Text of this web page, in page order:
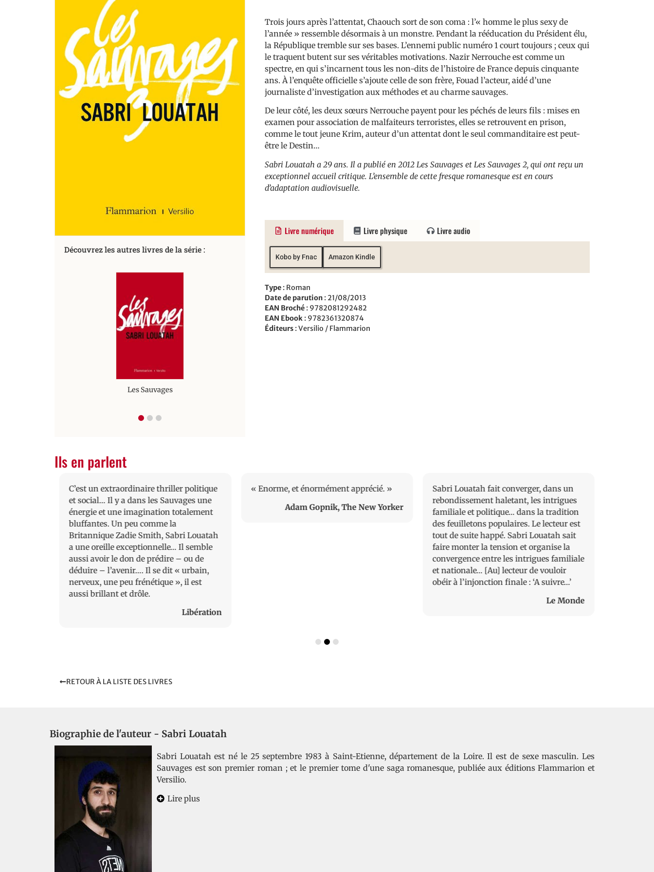
Découvrez les autres livres de la série :
Les Sauvages
Trois jours après l’attentat, Chaouch sort de son coma : l’« homme le plus sexy de
l’année » ressemble désormais à un monstre. Pendant la rééducation du Président élu,
la République tremble sur ses bases. L’ennemi public numéro 1 court toujours ; ceux qui
le traquent butent sur ses véritables motivations. Nazir Nerrouche est comme un
spectre, en qui s’incarnent tous les non-dits de l’histoire de France depuis cinquante
ans. À l’enquête officielle s’ajoute celle de son frère, Fouad l’acteur, aidé d’une
journaliste d’investigation aux méthodes et au charme sauvages.
De leur côté, les deux sœurs Nerrouche payent pour les péchés de leurs fils : mises en
examen pour association de malfaiteurs terroristes, elles se retrouvent en prison,
comme le tout jeune Krim, auteur d’un attentat dont le seul commanditaire est peut-
être le Destin…
Sabri Louatah a 29 ans. Il a publié en 2012 Les Sauvages et Les Sauvages 2, qui ont reçu un
exceptionnel accueil critique. L’ensemble de cette fresque romanesque est en cours
d’adaptation audiovisuelle.
Livre numérique Livre physique Livre audio
Kobo by Fnac Amazon Kindle
Type : Roman
Date de parution : 21/08/2013
EAN Broché : 9782081292482
EAN Ebook : 9782361320874
Éditeurs : Versilio / Flammarion
Ils en parlent
C’est un extraordinaire thriller politique
et social… Il y a dans les Sauvages une
énergie et une imagination totalement
bluffantes. Un peu comme la
Britannique Zadie Smith, Sabri Louatah
a une oreille exceptionnelle… Il semble
aussi avoir le don de prédire – ou de
déduire – l’avenir…. Il se dit « urbain,
nerveux, une peu frénétique », il est
aussi brillant et drôle.
Libération
« Enorme, et énormément apprécié. »
Adam Gopnik, The New Yorker
Sabri Louatah fait converger, dans un
rebondissement haletant, les intrigues
familiale et politique… dans la tradition
des feuilletons populaires. Le lecteur est
tout de suite happé. Sabri Louatah sait
faire monter la tension et organise la
convergence entre les intrigues familiale
et nationale… [Au] lecteur de vouloir
obéir à l’injonction finale : ‘A suivre…’
Le Monde
RETOUR À LA LISTE DES LIVRES
Biographie de l'auteur - Sabri Louatah
Sabri Louatah est né le 25 septembre 1983 à Saint-Etienne, département de la Loire. Il est de sexe masculin. Les
Sauvages est son premier roman ; et le premier tome d'une saga romanesque, publiée aux éditions Flammarion et
Versilio.
Lire plus